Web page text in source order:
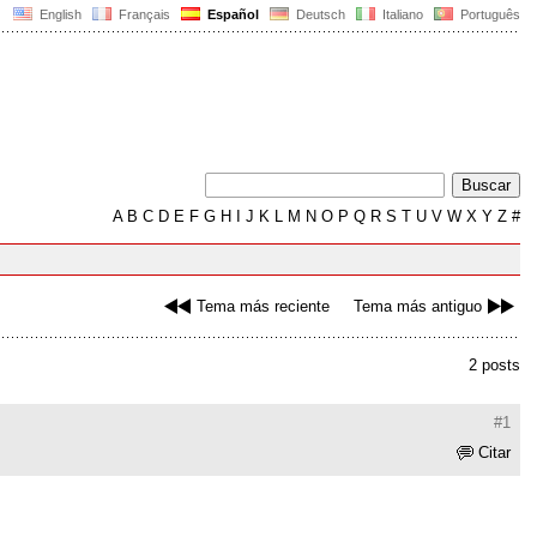
English Français Español Deutsch Italiano Português
AB C D E F G H J K L M N O P Q R S T U V W X Y Z #
Tema más reciente Tema más antiguo
2 posts
#1
Citar